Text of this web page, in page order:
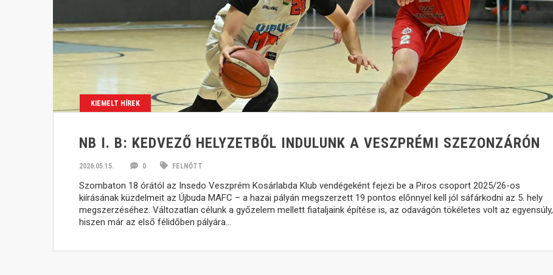
KIEMELT HÍREK
NB I. B: KEDVEZŐ HELYZETBŐL INDULUNK A VESZPRÉMI SZEZONZÁRÓN
2026.05.15. 0 FELNŐTT
Szombaton 18 órától az Insedo Veszprém Kosárlabda Klub vendégeként fejezi be a Piros csoport 2025/26-os
kiírásának küzdelmeit az Újbuda MAFC – a hazai pályán megszerzett 19 pontos előnnyel kell jól sáfárkodni az 5. hely
megszerzéséhez. Változatlan célunk a győzelem mellett fiataljaink építése is, az odavágón tökéletes volt az egyensúly,
hiszen már az első félidőben pályára…